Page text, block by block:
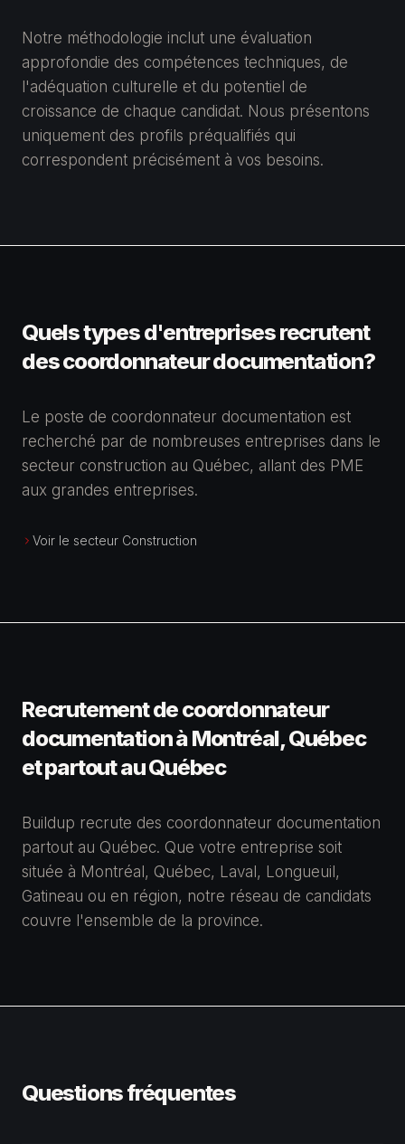
Notre méthodologie inclut une évaluation
approfondie des compétences techniques, de
l'adéquation culturelle et du potentiel de
croissance de chaque candidat. Nous présentons
uniquement des profils préqualifiés qui
correspondent précisément à vos besoins.
Quels types d'entreprises recrutent
des coordonnateur documentation?
Le poste de coordonnateur documentation est
recherché par de nombreuses entreprises dans le
secteur construction au Québec, allant des PME
aux grandes entreprises.
Voir le secteur Construction
Recrutement de coordonnateur
documentation à Montréal, Québec
et partout au Québec
Buildup recrute des coordonnateur documentation
partout au Québec. Que votre entreprise soit
située à Montréal, Québec, Laval, Longueuil,
Gatineau ou en région, notre réseau de candidats
couvre l'ensemble de la province.
Questions fréquentes